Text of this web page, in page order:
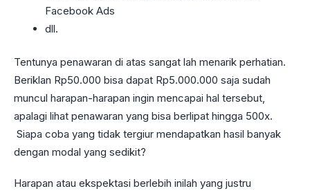
Facebook Ads
dll.
Tentunya penawaran di atas sangat lah menarik perhatian.
Beriklan Rp50.000 bisa dapat Rp5.000.000 saja sudah
muncul harapan-harapan ingin mencapai hal tersebut,
apalagi lihat penawaran yang bisa berlipat hingga 500x.
Siapa coba yang tidak tergiur mendapatkan hasil banyak
dengan modal yang sedikit?
Harapan atau ekspektasi berlebih inilah yang justru